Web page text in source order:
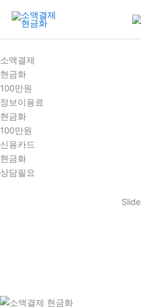
건
너
뛰
기
소액결제
현금화
100만원
정보이용료
현금화
100만원
신용카드
현금화
상담필요
Slide